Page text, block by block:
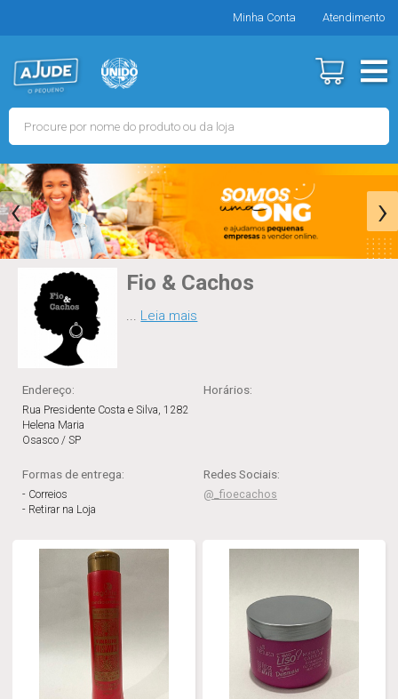
Minha Conta Atendimento
‹ ›
Fio & Cachos
... Leia mais
Endereço:
Rua Presidente Costa e Silva, 1282
Helena Maria
Osasco / SP
Horários:
Formas de entrega:
- Correios
- Retirar na Loja
Redes Sociais:
@_fioecachos